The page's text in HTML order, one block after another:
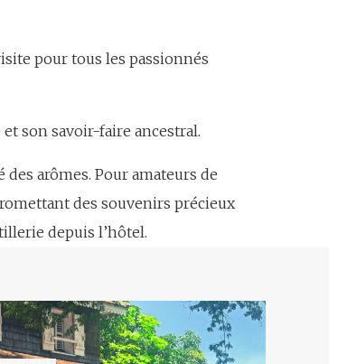
pour tous les passionnés
son savoir-faire ancestral.
arômes. Pour amateurs de
des souvenirs précieux
depuis l’hôtel.